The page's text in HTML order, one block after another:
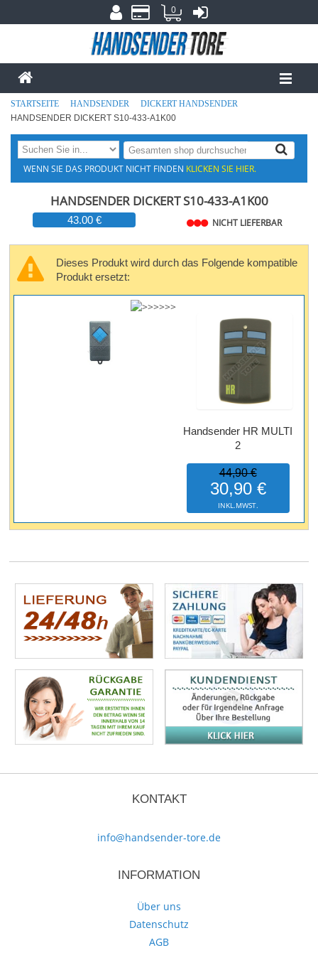
0
STARTSEITE HANDSENDER
DICKERT HANDSENDER
HANDSENDER DICKERT S10-433-A1K00
WENN SIE DAS PRODUKT NICHT FINDEN KLICKEN SIE HIER.
HANDSENDER DICKERT S10-433-A1K00
43.00 € NICHT LIEFERBAR
Dieses Produkt wird durch das Folgende kompatible
Produkt ersetzt:
Handsender HR MULTI
2
44,90 €
30,90 €
INKL.MWST.
KONTAKT
info@handsender-tore.de
INFORMATION
Über uns
Datenschutz
AGB